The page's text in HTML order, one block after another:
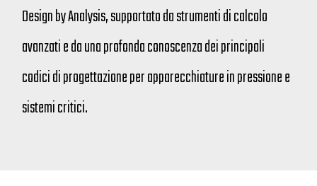
Design by Analysis, supportato da strumenti di calcolo
avanzati e da una profonda conoscenza dei principali
codici di progettazione per apparecchiature in pressione e
sistemi critici.